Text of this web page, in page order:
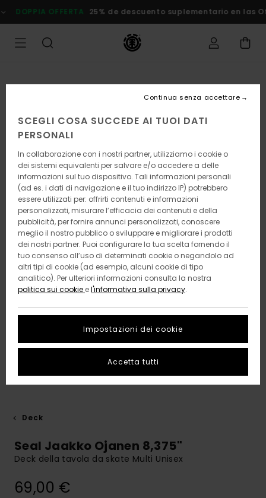
alle
informazioni
prodotto
DOPPIA OFFERTA 25% de descuento suplementario en las
Deck
Seal Jaakko Ojanen 8,375"
Deck della tavola da skate Multi Unisex
69,00 €
SCEGLI COSA SUCCEDE AI TUOI DATI
PERSONALI
In collaborazione con i nostri partner, utilizziamo i cookie o
dei sistemi equivalenti per salvare e/o accedere a delle
informazioni sul tuo dispositivo. Tali informazioni personali
(ad es. i dati di navigazione e il tuo indirizzo IP) potrebbero
essere utilizzati per: offrirti contenuti e informazioni
personalizzati, misurare l’efficacia dei contenuti e della
pubblicità, per fornire annunci personalizzati, conoscere
meglio il nostro pubblico o sviluppare e migliorare i prodotti
dei nostri partner. Puoi configurare la tua scelta fornendo il
tuo consenso all’uso di determinati cookie o negandolo ad
altri tipi di cookie (ad esempio, alcuni cookie di tipo
analitico). Per ulteriori informazioni consulta la nostra
politica sui cookie el'informativa sulla privacy.
Impostazioni dei cookie
Continua senza accettare
Accetta tutti